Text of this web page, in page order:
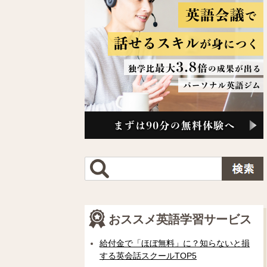
おススメ英語学習サービス
給付金で「ほぼ無料」に？知らないと損
する英会話スクールTOP5